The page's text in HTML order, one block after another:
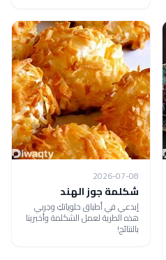
2026-07-08
شكلمة جوز الهند
إبدعي في أطباق حلوياتكِ وجربي
هذه الطرية لعمل الشكلمة وأخبرينا
بالنتائج!